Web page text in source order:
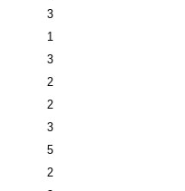
3
1
3
2
2
3
5
2